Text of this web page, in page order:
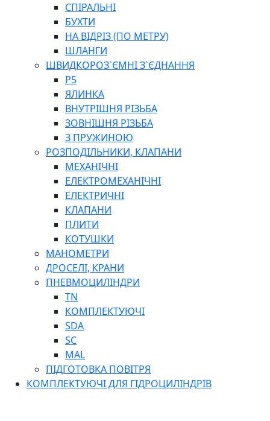
СПІРАЛЬНІ
БУХТИ
НА ВІДРІЗ (ПО МЕТРУ)
ШЛАНГИ
ШВИДКОРОЗ`ЄМНІ З`ЄДНАННЯ
P5
ЯЛИНКА
ВНУТРІШНЯ РІЗЬБА
ЗОВНІШНЯ РІЗЬБА
З ПРУЖИНОЮ
РОЗПОДІЛЬНИКИ, КЛАПАНИ
МЕХАНІЧНІ
ЕЛЕКТРОМЕХАНІЧНІ
ЕЛЕКТРИЧНІ
КЛАПАНИ
ПЛИТИ
КОТУШКИ
МАНОМЕТРИ
ДРОСЕЛІ, КРАНИ
ПНЕВМОЦИЛІНДРИ
TN
КОМПЛЕКТУЮЧІ
SDA
SC
MAL
ПІДГОТОВКА ПОВІТРЯ
КОМПЛЕКТУЮЧІ ДЛЯ ГІДРОЦИЛІНДРІВ